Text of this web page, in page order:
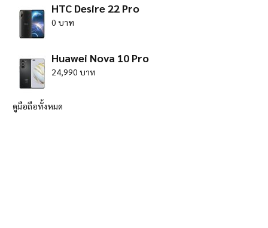
HTC Desire 22 Pro
0 บาท
Huawei Nova 10 Pro
24,990 บาท
ดูมือถือทั้งหมด